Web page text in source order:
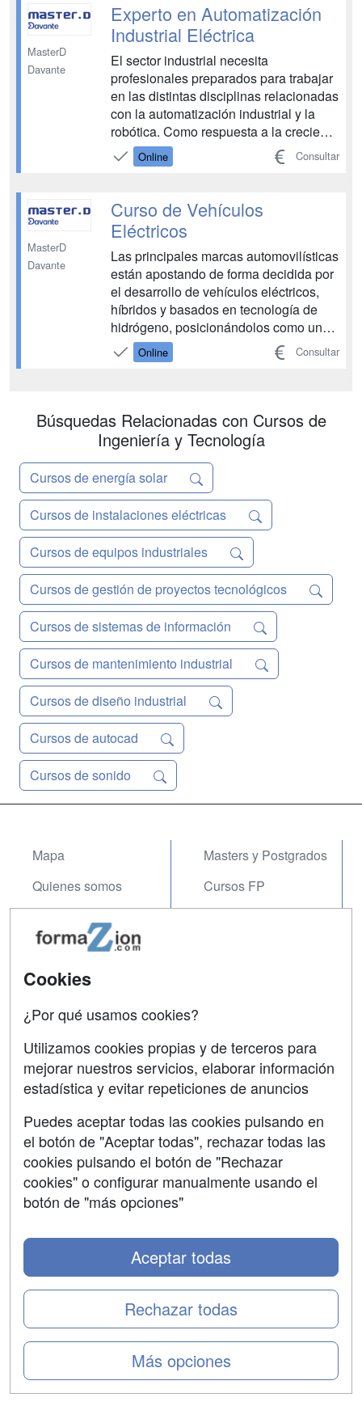
autoevaluación pa...
MasterD
Davante
Experto en Automatización
Industrial Eléctrica
El sector industrial necesita
profesionales preparados para trabajar
en las distintas disciplinas relacionadas
con la automatización industrial y la
robótica. Como respuesta a la creciente
necesidad de especialización y a la
escasa formación existente en estas
formación. La imparable revolución
industrial 4.0, ya es...
Online Consultar
MasterD
Davante
Curso de Vehículos
Eléctricos
Las principales marcas automovilísticas
están apostando de forma decidida por
el desarrollo de vehículos eléctricos,
híbridos y basados en tecnología de
hidrógeno, posicionándolos como una
auténtica alternativa a los modelos de
combustión tradicionales. Ante la
MasterD ha diseña...
Online Consultar
Búsquedas Relacionadas con Cursos de
Ingeniería y Tecnología
Cursos de energía solar
Cursos de instalaciones eléctricas
Cursos de equipos industriales
Cursos de gestión de proyectos tecnológicos
Cursos de sistemas de información
Cursos de mantenimiento industrial
Cursos de diseño industrial
Cursos de autocad
Cursos de sonido
Mapa
Quienes somos
Acceso Usuarios
Acceso Centros
Masters y Postgrados
Cursos FP
Contactar
Confidencialidad
Copyleft
SÍGUENOS EN:
Cookies
¿Por qué usamos cookies?
Utilizamos cookies propias y de terceros para
mejorar nuestros servicios, elaborar información
estadística y evitar repeticiones de anuncios
Puedes aceptar todas las cookies pulsando en
el botón de "Aceptar todas", rechazar todas las
cookies pulsando el botón de "Rechazar
cookies" o configurar manualmente usando el
botón de "más opciones"
Más opciones
Rechazar todas
Aceptar todas